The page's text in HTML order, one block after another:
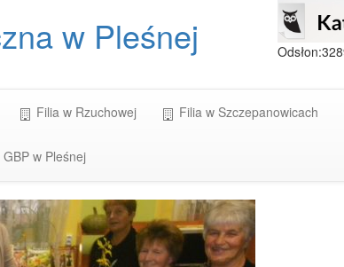
w Pleśnej
Filia w Rzuchowej Filia w Szczepanowicach
w Pleśnej